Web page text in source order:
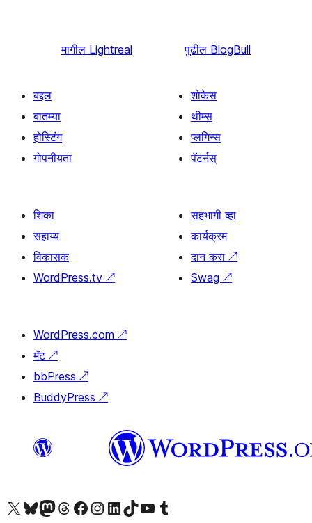
मागील Lightreal पुढील BlogBull
बद्दल
बातम्या
होस्टिंग
गोपनीयता
शोकेस
थीम्स
प्लगिन्स
पॅटर्नस्
शिका
सहाय्य
विकासक
WordPress.tv ↗
सहभागी व्हा
कार्यक्रम
दान करा ↗
Swag ↗
WordPress.com ↗
मॅट ↗
bbPress ↗
BuddyPress ↗
आमच्या X (एक्स) (पूर्वीचे ट्विटर) खात्याला भेट द्या आमच्या ब्लूस्की खात्याला भेट द्या.आमच्या Mastodon खात्याला भेट द्या.आमच्या थ्रेड्स खात्याला भेट द्या. आमच्या फेसबुक पेजला भेट द्या आमच्या इंस्टाग्राम खात्याला भेट द्या आमच्या लिंक्डइन खात्याला भेट द्या आमच्या टिकटॉक अकाउंटला भेट द्या.आमच्या यूट्यूब चॅनेलला भेट द्या आमच्या टंबलर खात्याला भेट द्या.